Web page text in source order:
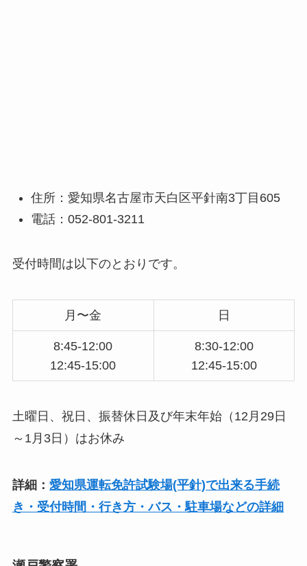
住所：愛知県名古屋市天白区平針南3丁目605
電話：052-801-3211
受付時間は以下のとおりです。
月〜金 日
8:45-12:00
12:45-15:00
8:30-12:00
12:45-15:00
土曜日、祝日、振替休日及び年末年始（12月29日
～1月3日）はお休み
詳細： 愛知県運転免許試験場(平針)で出来る手続
き・受付時間・行き方・バス・駐車場などの詳細